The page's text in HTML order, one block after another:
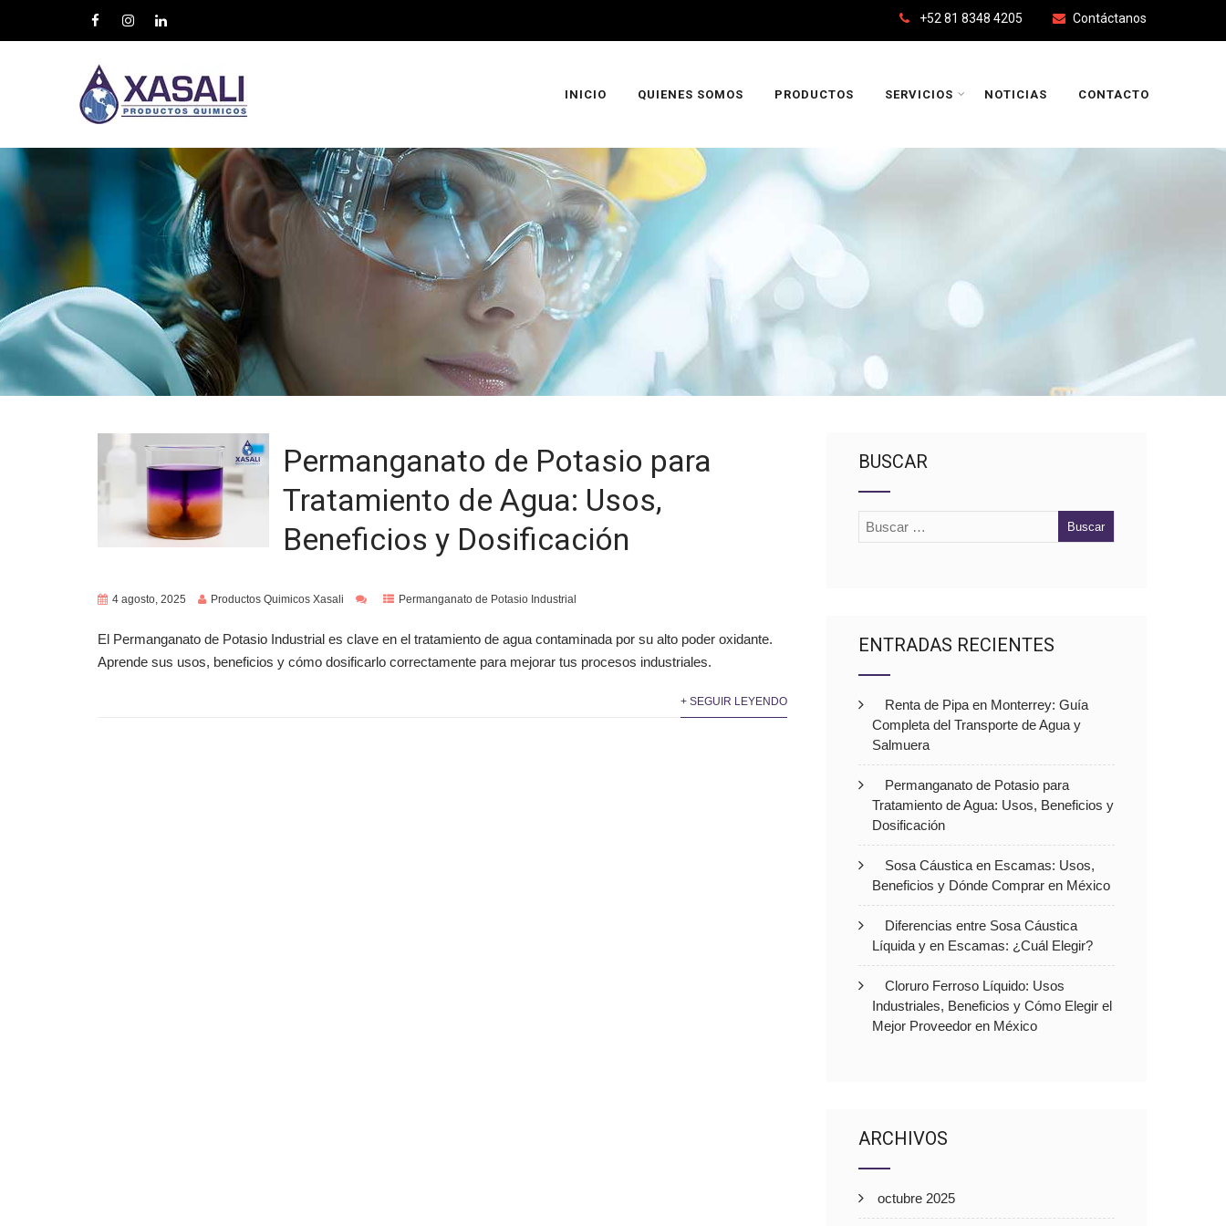
+52 81 8348 4205 Contáctanos
INICIO QUIENES SOMOS PRODUCTOS SERVICIOS NOTICIAS CONTACTO
Permanganato de Potasio para
Tratamiento de Agua: Usos,
Beneficios y Dosificación
4 agosto, 2025 Productos Quimicos Xasali Permanganato de Potasio Industrial
El Permanganato de Potasio Industrial es clave en el tratamiento de agua contaminada por su alto poder oxidante.
Aprende sus usos, beneficios y cómo dosificarlo correctamente para mejorar tus procesos industriales.
+ SEGUIR LEYENDO
BUSCAR
ENTRADAS RECIENTES
Renta de Pipa en Monterrey: Guía
Completa del Transporte de Agua y
Salmuera
Permanganato de Potasio para
Tratamiento de Agua: Usos, Beneficios y
Dosificación
Sosa Cáustica en Escamas: Usos,
Beneficios y Dónde Comprar en México
Diferencias entre Sosa Cáustica
Líquida y en Escamas: ¿Cuál Elegir?
Cloruro Ferroso Líquido: Usos
Industriales, Beneficios y Cómo Elegir el
Mejor Proveedor en México
ARCHIVOS
octubre 2025